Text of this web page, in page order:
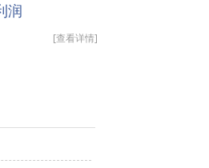
润
[查看详情]